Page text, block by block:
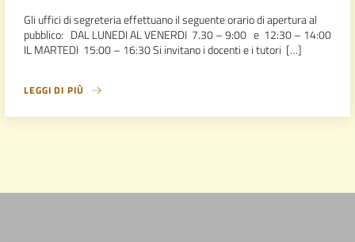
Gli uffici di segreteria effettuano il seguente orario di apertura al
pubblico: DAL LUNEDI AL VENERDI 7.30 – 9:00 e 12:30 – 14:00
IL MARTEDI 15:00 – 16:30 Si invitano i docenti e i tutori […]
LEGGI DI PIÙ